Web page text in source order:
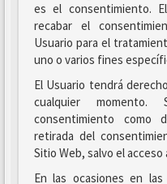
es el consentimiento.
recabar el
Usuario para el
uno o varios fines
El Usuario tendrá
cualquier
consentimiento como
retirada del
Sitio Web, salvo el acceso
En las ocasiones en